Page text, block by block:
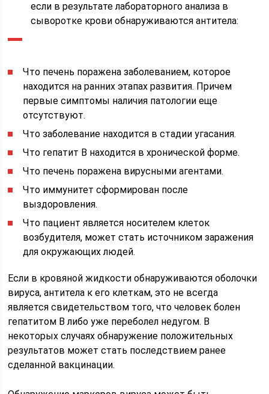
если в результате лабораторного анализа в
сыворотке крови обнаруживаются антитела:
Что печень поражена заболеванием, которое
находится на ранних этапах развития. Причем
первые симптомы наличия патологии еще
отсутствуют.
Что заболевание находится в стадии угасания.
Что гепатит В находится в хронической форме.
Что печень поражена вирусными агентами.
Что иммунитет сформирован после
выздоровления.
Что пациент является носителем клеток
возбудителя, может стать источником заражения
для окружающих людей.
Если в кровяной жидкости обнаруживаются оболочки
вируса, антитела к его клеткам, это не всегда
является свидетельством того, что человек болен
гепатитом В либо уже переболел недугом. В
некоторых случаях обнаружение положительных
результатов может стать последствием ранее
сделанной вакцинации.